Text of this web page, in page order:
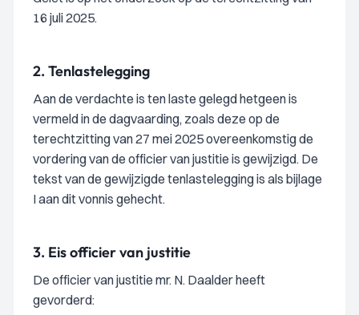
16 juli 2025.
2. Tenlastelegging
Aan de verdachte is ten laste gelegd hetgeen is
vermeld in de dagvaarding, zoals deze op de
terechtzitting van 27 mei 2025 overeenkomstig de
vordering van de officier van justitie is gewijzigd. De
tekst van de gewijzigde tenlastelegging is als bijlage
I aan dit vonnis gehecht.
3. Eis officier van justitie
De officier van justitie mr. N. Daalder heeft
gevorderd: